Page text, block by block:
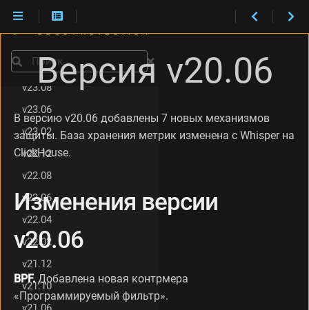
м
е
н
и
я
в
с
и
v
2
.
Версия v20.06
В версию v20.06 добавлены 7 новых механизмов
защиты. База хранения метрик изменена с Whisper на
ClickHouse.
Изменения версии
v20.06
BPF. Добавлена новая контрмера
«Программируемый фильтр».
Поиск
v24.08
v23.12
v23.08
v23.06
v23.02
v22.12
v22.08
v22.06
v22.04
v22.02
v21.12
v21.10